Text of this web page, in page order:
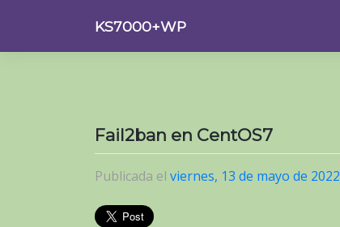
contenido
KS7000+WP
Fail2ban en CentOS7
Publicada el viernes, 13 de mayo de 2022